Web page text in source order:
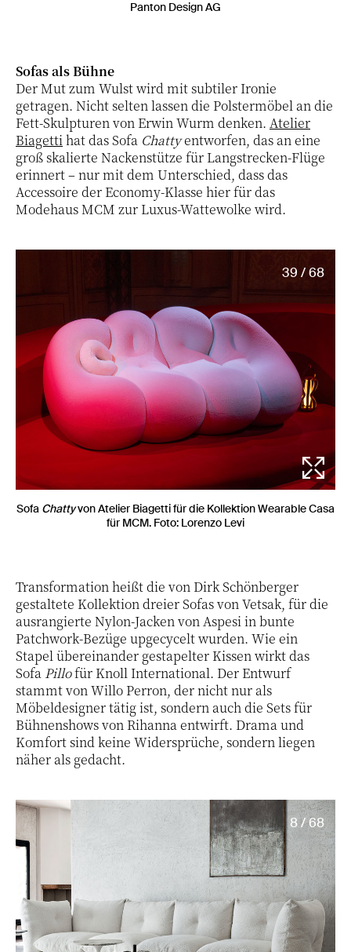
Panton Design AG
Sofas als Bühne
Der Mut zum Wulst wird mit subtiler Ironie
getragen. Nicht selten lassen die Polstermöbel an die
Fett-Skulpturen von Erwin Wurm denken. Atelier
Biagettihat das Sofa Chattyentworfen, das an eine
groß skalierte Nackenstütze für Langstrecken-Flüge
erinnert – nur mit dem Unterschied, dass das
Accessoire der Economy-Klasse hier für das
Modehaus MCM zur Luxus-Wattewolke wird.
39 / 68
Sofa Chattyvon Atelier Biagetti für die Kollektion Wearable Casa
für MCM. Foto: Lorenzo Levi
Transformation heißt die von Dirk Schönberger
gestaltete Kollektion dreier Sofas von Vetsak, für die
ausrangierte Nylon-Jacken von Aspesi in bunte
Patchwork-Bezüge upgecycelt wurden. Wie ein
Stapel übereinander gestapelter Kissen wirkt das
Sofa Pillofür Knoll International. Der Entwurf
stammt von Willo Perron, der nicht nur als
Möbeldesigner tätig ist, sondern auch die Sets für
Bühnenshows von Rihanna entwirft. Drama und
Komfort sind keine Widersprüche, sondern liegen
näher als gedacht.
8 / 68